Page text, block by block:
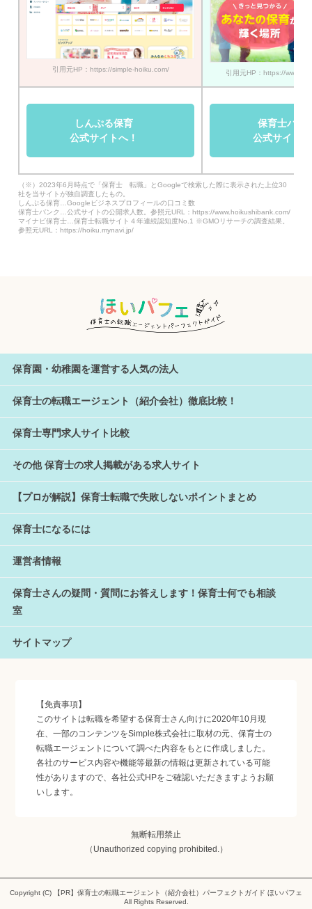
引用元HP：https://simple-hoiku.com/ 引用元HP：https://
しんぷる保育
公式サイトへ！
保育士バン
公式サイト
（※）2023年6月時点で「保育士 転職」とGoogleで検索した際に表示された上位30
社を当サイトが独自調査したもの。
しんぷる保育…Googleビジネスプロフィールの口コミ数
保育士バンク…公式サイトの公開求人数。参照元URL：https://www.hoikushibank.com/
マイナビ保育士…保育士転職サイト４年連続認知度No.1 ※GMOリサーチの調査結果。
参照元URL：https://hoiku.mynavi.jp/
保育園・幼稚園を運営する人気の法人
保育士の転職エージェント（紹介会社）徹底比較！
保育士専門求人サイト比較
その他 保育士の求人掲載がある求人サイト
【プロが解説】保育士転職で失敗しないポイントまとめ
保育士になるには
運営者情報
保育士さんの疑問・質問にお答えします！保育士何でも相談
室
サイトマップ
【免責事項】
このサイトは転職を希望する保育士さん向けに2020年10月現
在、一部のコンテンツをSimple株式会社に取材の元、保育士の
転職エージェントについて調べた内容をもとに作成しました。
各社のサービス内容や機能等最新の情報は更新されている可能
性がありますので、各社公式HPをご確認いただきますようお願
いします。
無断転用禁止
（Unauthorized copying prohibited.）
Copyright (C)
保育士の転職エージェント（紹介会社）パーフェクトガイド ほいパフェ
All Rights Reserved.